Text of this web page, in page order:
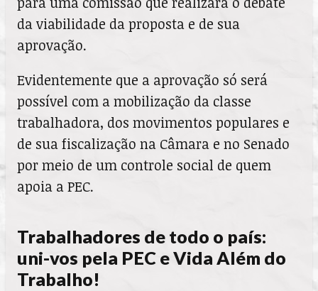
da viabilidade da proposta e de sua
aprovação.
Evidentemente que a aprovação só será
possível com a mobilização da classe
trabalhadora, dos movimentos populares e
de sua fiscalização na Câmara e no Senado
por meio de um controle social de quem
apoia a PEC.
Trabalhadores de todo o país:
uni-vos pela PEC e Vida Além do
Trabalho!